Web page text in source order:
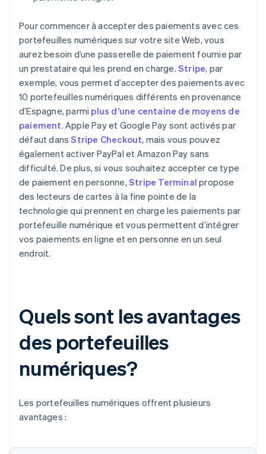
Pour commencer à accepter des paiements avec ces
portefeuilles numériques sur votre site Web, vous
aurez besoin d’une passerelle de paiement fournie par
un prestataire qui les prend en charge. Stripe, par
exemple, vous permet d’accepter des paiements avec
10 portefeuilles numériques différents en provenance
d’Espagne, parmi plus d’une centaine de moyens de
paiement. Apple Pay et Google Pay sont activés par
défaut dansStripe Checkout, mais vous pouvez
également activer PayPal et Amazon Pay sans
difficulté. De plus, si vous souhaitez accepter ce type
de paiement en personne, Stripe Terminal propose
des lecteurs de cartes à la fine pointe de la
technologie qui prennent en charge les paiements par
portefeuille numérique et vous permettent d’intégrer
vos paiements en ligne et en personne en un seul
endroit.
Quels sont les avantages
des portefeuilles
numériques?
Les portefeuilles numériques offrent plusieurs
avantages :